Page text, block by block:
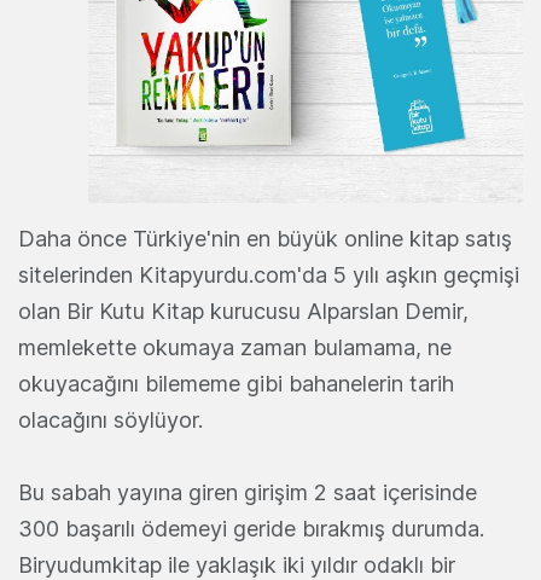
Daha önce Türkiye'nin en büyük online kitap satış
sitelerinden Kitapyurdu.com'da 5 yılı aşkın geçmişi
olan Bir Kutu Kitap kurucusu Alparslan Demir,
memlekette okumaya zaman bulamama, ne
okuyacağını bilememe gibi bahanelerin tarih
olacağını söylüyor.
Bu sabah yayına giren girişim 2 saat içerisinde
300 başarılı ödemeyi geride bırakmış durumda.
Biryudumkitap ile yaklaşık iki yıldır odaklı bir